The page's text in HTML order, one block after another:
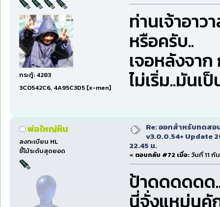
กระทู้: 4283
3C0542C6, 4A95C3D5 [x-men]
ท่านเจ้าอาว
หรือครับ..
เจอหลังจาก
ไม่เริ่ม..มันเ
พ่อใหญ่หิน
ลงทะเบียน HL
ขี้โม้ระดับสุดยอด
Re: ออกสำหรับทดสอ
v3.0.0.54+ Update
22.45 น.
« ตอบกลับ #72 เมื่อ: วันที่ 11 กั
ป้าดดดดดด
นี่จั่งแหม่นคั